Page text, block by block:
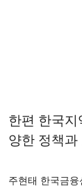
한편 한국
양한 정책
주현태 한국금융